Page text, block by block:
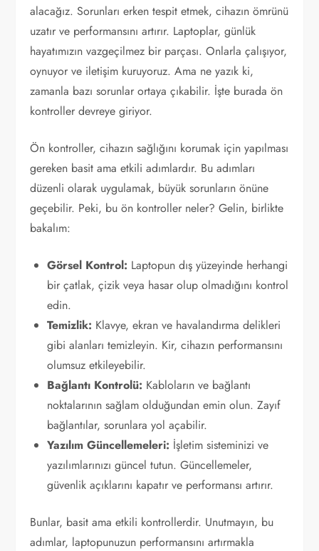
alacağız. Sorunları erken tespit etmek, cihazın ömrünü
uzatır ve performansını artırır. Laptoplar, günlük
hayatımızın vazgeçilmez bir parçası. Onlarla çalışıyor,
oynuyor ve iletişim kuruyoruz. Ama ne yazık ki,
zamanla bazı sorunlar ortaya çıkabilir. İşte burada ön
kontroller devreye giriyor.
Ön kontroller, cihazın sağlığını korumak için yapılması
gereken basit ama etkili adımlardır. Bu adımları
düzenli olarak uygulamak, büyük sorunların önüne
geçebilir. Peki, bu ön kontroller neler? Gelin, birlikte
bakalım:
Görsel Kontrol: Laptopun dış yüzeyinde herhangi
bir çatlak, çizik veya hasar olup olmadığını kontrol
edin.
Temizlik: Klavye, ekran ve havalandırma delikleri
gibi alanları temizleyin. Kir, cihazın performansını
olumsuz etkileyebilir.
Bağlantı Kontrolü: Kabloların ve bağlantı
noktalarının sağlam olduğundan emin olun. Zayıf
bağlantılar, sorunlara yol açabilir.
Yazılım Güncellemeleri: İşletim sisteminizi ve
yazılımlarınızı güncel tutun. Güncellemeler,
güvenlik açıklarını kapatır ve performansı artırır.
Bunlar, basit ama etkili kontrollerdir. Unutmayın, bu
adımlar, laptopunuzun performansını artırmakla